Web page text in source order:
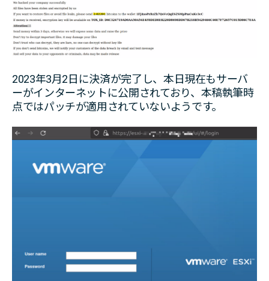
2023年3月2日に決済が完了し、本日現在もサーバ
ーがインターネットに公開されており、本稿執筆時
点ではパッチが適用されていないようです。